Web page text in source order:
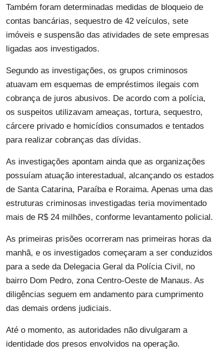
Também foram determinadas medidas de bloqueio de
contas bancárias, sequestro de 42 veículos, sete
imóveis e suspensão das atividades de sete empresas
ligadas aos investigados.
Segundo as investigações, os grupos criminosos
atuavam em esquemas de empréstimos ilegais com
cobrança de juros abusivos. De acordo com a polícia,
os suspeitos utilizavam ameaças, tortura, sequestro,
cárcere privado e homicídios consumados e tentados
para realizar cobranças das dívidas.
As investigações apontam ainda que as organizações
possuíam atuação interestadual, alcançando os estados
de Santa Catarina, Paraíba e Roraima. Apenas uma das
estruturas criminosas investigadas teria movimentado
mais de R$ 24 milhões, conforme levantamento policial.
As primeiras prisões ocorreram nas primeiras horas da
manhã, e os investigados começaram a ser conduzidos
para a sede da Delegacia Geral da Polícia Civil, no
bairro Dom Pedro, zona Centro-Oeste de Manaus. As
diligências seguem em andamento para cumprimento
das demais ordens judiciais.
Até o momento, as autoridades não divulgaram a
identidade dos presos envolvidos na operação.